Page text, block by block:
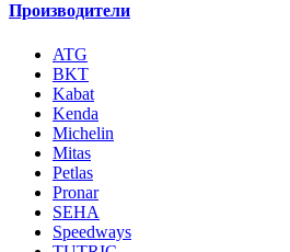
Производители
ATG
BKT
Kabat
Kenda
Michelin
Mitas
Petlas
Pronar
SEHA
Speedways